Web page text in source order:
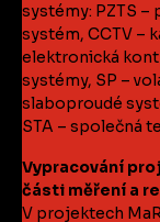
systémy: PZTS –
systém, CCTV –
elektronická
systémy, SP –
slaboproudé
STA – společná
Vypracování
části měření a
V projektech